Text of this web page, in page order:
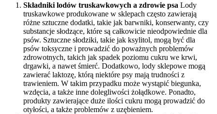
Składniki lodów truskawkowych a zdrowie psa Lody
truskawkowe produkowane w sklepach często zawierają
różne sztuczne dodatki, takie jak barwniki, konserwanty, czy
substancje słodzące, które są całkowicie nieodpowiednie dla
psów. Sztuczne słodziki, takie jak ksylitol, mogą być dla
psów toksyczne i prowadzić do poważnych problemów
zdrowotnych, takich jak spadek poziomu cukru we krwi,
drgawki, a nawet śmierć. Dodatkowo, lody sklepowe mogą
zawierać laktozę, którą niektóre psy mają trudności z
trawieniem. W takim przypadku może wystąpić biegunka,
wzdęcia, a także inne dolegliwości żołądkowe. Ponadto,
produkty zawierające duże ilości cukru mogą prowadzić do
otyłości, a także problemów z uzębieniem.